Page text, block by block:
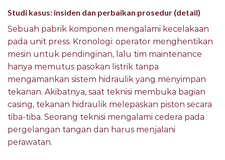
Studi kasus: insiden dan perbaikan prosedur (detail)
Sebuah pabrik komponen mengalami kecelakaan
pada unit press. Kronologi: operator menghentikan
mesin untuk pendinginan, lalu tim maintenance
hanya memutus pasokan listrik tanpa
mengamankan sistem hidraulik yang menyimpan
tekanan. Akibatnya, saat teknisi membuka bagian
casing, tekanan hidraulik melepaskan piston secara
tiba-tiba. Seorang teknisi mengalami cedera pada
pergelangan tangan dan harus menjalani
perawatan.